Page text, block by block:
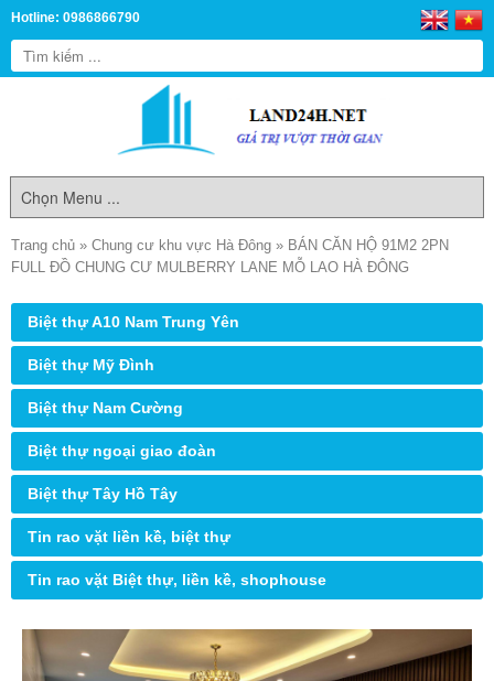
Hotline: 0986866790
Trang chủ » Chung cư khu vực Hà Đông » BÁN CĂN HỘ 91M2 2PN
FULL ĐỒ CHUNG CƯ MULBERRY LANE MỖ LAO HÀ ĐÔNG
Biệt thự A10 Nam Trung Yên
Biệt thự Mỹ Đình
Biệt thự Nam Cường
Biệt thự ngoại giao đoàn
Biệt thự Tây Hồ Tây
Tin rao vặt liền kề, biệt thự
Tin rao vặt Biệt thự, liền kề, shophouse